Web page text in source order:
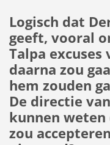
Logisch dat
geeft, vooral
Talpa excuses
daarna zou
hem zouden
De directie
kunnen
zou